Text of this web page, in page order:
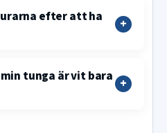
efter att ha
tunga är vit bara